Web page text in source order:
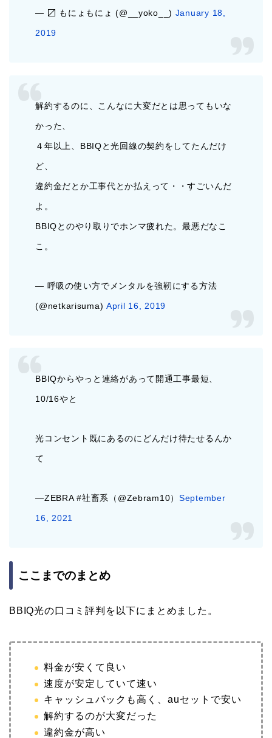
— 〼 もにょもにょ (@__yoko__) January 18,
2019
解約するのに、こんなに大変だとは思ってもいな
かった、
４年以上、BBIQと光回線の契約をしてたんだけ
ど、
違約金だとか工事代とか払えって・・すごいんだ
よ。
BBIQとのやり取りでホンマ疲れた。最悪だなこ
こ。
— 呼吸の使い方でメンタルを強靭にする方法
(@netkarisuma) April 16, 2019
BBIQからやっと連絡があって開通工事最短、
10/16やと
光コンセント既にあるのにどんだけ待たせるんか
て
—ZEBRA #社畜系（@Zebram10）September
16, 2021
ここまでのまとめ
BBIQ光の口コミ評判を以下にまとめました。
料金が安くて良い
速度が安定していて速い
キャッシュバックも高く、auセットで安い
解約するのが大変だった
違約金が高い